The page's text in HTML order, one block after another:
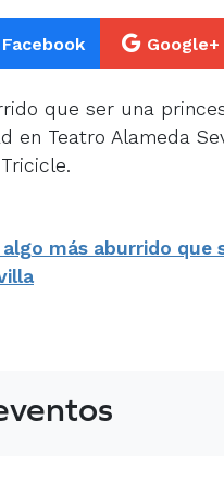
Facebook Google+
que ser una
en Teatro Alameda
más aburrido que